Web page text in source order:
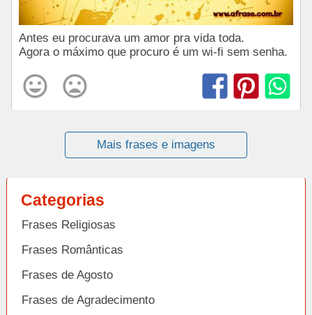
Antes eu procurava um amor pra vida toda.
Agora o máximo que procuro é um wi-fi sem senha.
Mais frases e imagens
Categorias
Frases Religiosas
Frases Românticas
Frases de Agosto
Frases de Agradecimento